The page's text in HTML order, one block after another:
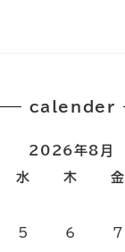
calender
2026年8月
水 木 金
5 6 7